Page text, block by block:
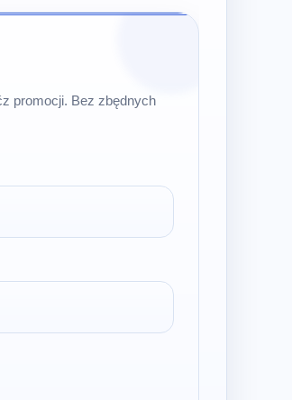
promocji. Bez zbędnych